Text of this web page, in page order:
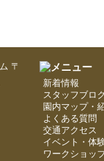
〒
新着情報
スタッフブロ
園内マップ・
よくある質問
交通アクセス
イベント・体
ワークショッ